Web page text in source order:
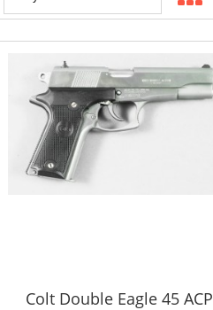
Colt Double Eagle 45 ACP